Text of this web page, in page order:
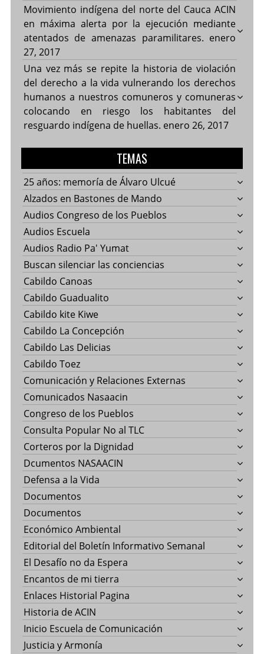
Movimiento indígena del norte del Cauca ACIN
en máxima alerta por la ejecución mediante
atentados de amenazas paramilitares. enero
27, 2017
Una vez más se repite la historia de violación
del derecho a la vida vulnerando los derechos
humanos a nuestros comuneros y comuneras
colocando en riesgo los habitantes del
resguardo indígena de huellas. enero 26, 2017
TEMAS
25 años: memoría de Álvaro Ulcué
Alzados en Bastones de Mando
Audios Congreso de los Pueblos
Audios Escuela
Audios Radio Pa' Yumat
Buscan silenciar las conciencias
Cabildo Canoas
Cabildo Guadualito
Cabildo kite Kiwe
Cabildo La Concepción
Cabildo Las Delicias
Cabildo Toez
Comunicación y Relaciones Externas
Comunicados Nasaacin
Congreso de los Pueblos
Consulta Popular No al TLC
Corteros por la Dignidad
Dcumentos NASAACIN
Defensa a la Vida
Documentos
Documentos
Económico Ambiental
Editorial del Boletín Informativo Semanal
El Desafío no da Espera
Encantos de mi tierra
Enlaces Historial Pagina
Historia de ACIN
Inicio Escuela de Comunicación
Justicia y Armonía